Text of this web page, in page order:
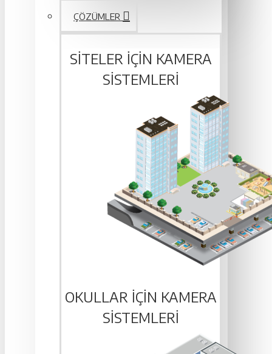
ÇÖZÜMLER
SITELER IÇIN KAMERA
SISTEMLERI
OKULLAR IÇIN KAMERA
SISTEMLERI